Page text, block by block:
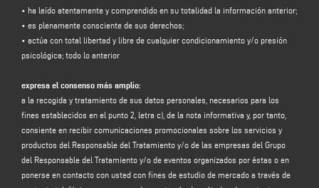
electrónico, número de oferta/pedido) facilitados directamente por usted al
cumplimentar el formulario de recogida de datos de la sección "PAYPAL" del
sitio web del Responsable del tratamiento (www.emmegi.com, el "Sitio").
Además, el propio Responsable del tratamiento puede llegar a disponer de
pagos como, por ejemplo, la dirección de facturación, los medios de pago
utilizados, etc.
Los datos utilizados para el pago son adquiridos directamente por el operador
del servicio de pago solicitado sin ser procesados en modo alguno por el sitio
web del Titular. (
más información disponible en
la política de privacidad de
PayPal
El responsable del tratamiento tiene la intención de tratar sus datos
personales con la finalidad de:
• ha leído atentamente y comprendido en su totalidad la información anterior;
• es plenamente consciente de sus derechos;
• actúa con total libertad y libre de cualquier condicionamiento y/o presión
psicológica; todo lo anterior
expresa el consenso más amplio:
a la recogida y tratamiento de sus datos personales, necesarios para los
fines establecidos en el punto 2, letra c), de la nota informativa y, por tanto,
consiente en recibir comunicaciones promocionales sobre los servicios y
productos del Responsable del Tratamiento y/o de las empresas del Grupo
del Responsable del Tratamiento y/o de eventos organizados por éstas o en
ponerse en contacto con usted con fines de estudio de mercado a través de